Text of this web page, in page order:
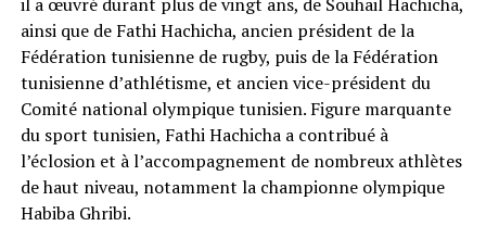
ainsi que de Fathi Hachicha, ancien président de la
Fédération tunisienne de rugby, puis de la Fédération
tunisienne d’athlétisme, et ancien vice-président du
Comité national olympique tunisien. Figure marquante
du sport tunisien, Fathi Hachicha a contribué à
l’éclosion et à l’accompagnement de nombreux athlètes
de haut niveau, notamment la championne olympique
Habiba Ghribi.